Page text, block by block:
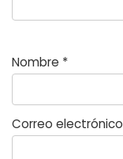
Nombre *
Correo electrónico